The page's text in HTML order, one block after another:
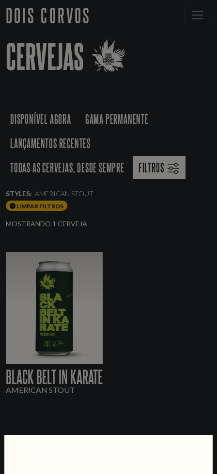
DOIS CORVOS
CERVEJAS
DISPONÍVEL AGORA
GAMA PERMANENTE
LANÇAMENTOS RECENTES
TODAS AS CERVEJAS, DESDE SEMPRE
FILTROS
STYLES: AMERICAN STOUT
LIMPAR FILTROS
MOSTRANDO 1 CERVEJA
BLACK BELT IN KARATE
AMERICAN STOUT